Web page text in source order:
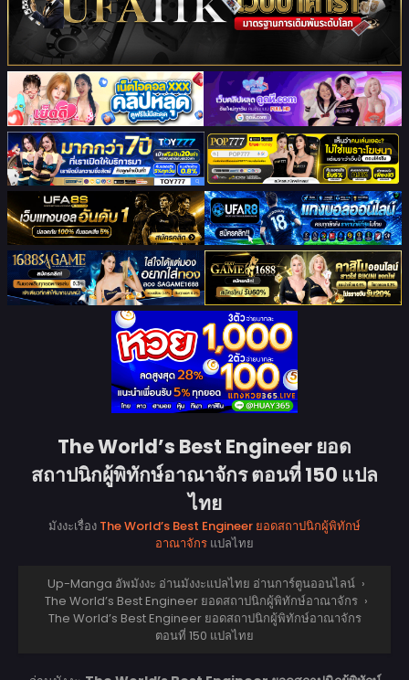
The World’s Best Engineer ยอด
สถาปนิกผู้พิทักษ์อาณาจักร ตอนที่ 150 แปล
ไทย
มังงะเรื่อง The World’s Best Engineer ยอดสถาปนิกผู้พิทักษ์
อาณาจักร แปลไทย
Up-Manga อัพมังงะ อ่านมังงะแปลไทย อ่านการ์ตูนออนไลน์ ›
The World’s Best Engineer ยอดสถาปนิกผู้พิทักษ์อาณาจักร ›
The World’s Best Engineer ยอดสถาปนิกผู้พิทักษ์อาณาจักร
ตอนที่ 150 แปลไทย